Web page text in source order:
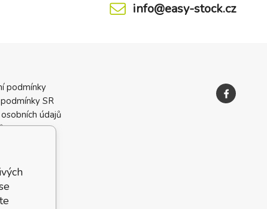
info@easy-stock.cz
podmínky
SR
údajů